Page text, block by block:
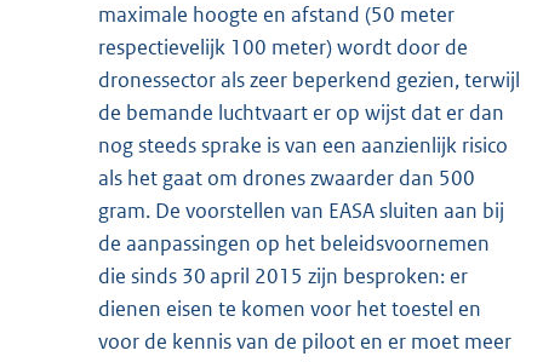
maximale hoogte en afstand (50 meter
respectievelijk 100 meter) wordt door de
dronessector als zeer beperkend gezien, terwijl
de bemande luchtvaart er op wijst dat er dan
nog steeds sprake is van een aanzienlijk risico
als het gaat om drones zwaarder dan 500
gram. De voorstellen van EASA sluiten aan bij
de aanpassingen op het beleidsvoornemen
die sinds 30 april 2015 zijn besproken: er
dienen eisen te komen voor het toestel en
voor de kennis van de piloot en er moet meer